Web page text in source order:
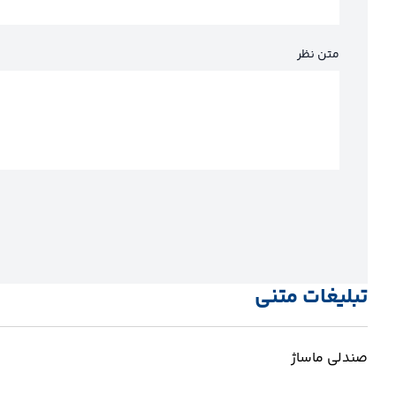
متن نظر
تبلیغات متنی
صندلی ماساژ